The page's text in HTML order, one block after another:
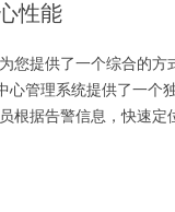
性能
您提供了一个综合的方
心管理系统提供了一个
根据告警信息，快速定